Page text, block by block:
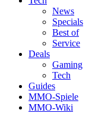
News
Specials
Best of
Service
Deals
Gaming
Tech
Guides
MMO-Spiele
MMO-Wiki